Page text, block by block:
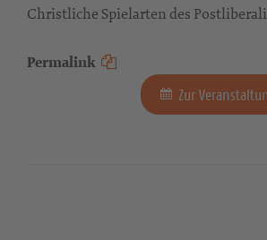
Christliche Spielarten des
Permalink
Zur